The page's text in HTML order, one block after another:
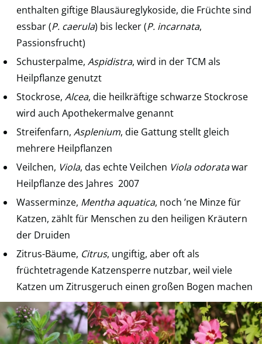
enthalten giftige Blausäureglykoside, die Früchte sind
essbar (P. caerula) bis lecker (P. incarnata,
Passionsfrucht)
Schusterpalme, Aspidistra, wird in der TCM als
Heilpflanze genutzt
Stockrose, Alcea, die heilkräftige schwarze Stockrose
wird auch Apothekermalve genannt
Streifenfarn, Asplenium, die Gattung stellt gleich
mehrere Heilpflanzen
Veilchen, Viola, das echte Veilchen Viola odoratawar
Heilpflanze des Jahres 2007
Wasserminze, Mentha aquatica, noch ’ne Minze für
Katzen, zählt für Menschen zu den heiligen Kräutern
der Druiden
Zitrus-Bäume, Citrus, ungiftig, aber oft als
früchtetragende Katzensperre nutzbar, weil viele
Katzen um Zitrusgeruch einen großen Bogen machen